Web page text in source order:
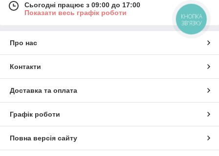
Сьогодні працює з 09:00 до 17:00
Показати весь графік роботи
Про нас
Контакти
Доставка та оплата
Графік роботи
Повна версія сайту
КНОПКА
ЗВ'ЯЗКУ